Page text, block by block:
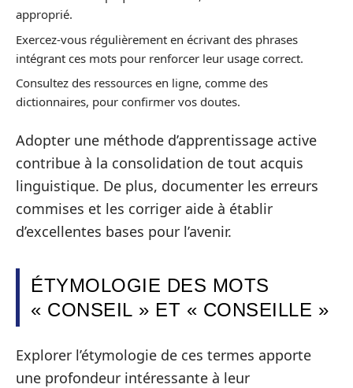
approprié.
Exercez-vous régulièrement en écrivant des phrases
intégrant ces mots pour renforcer leur usage correct.
Consultez des ressources en ligne, comme des
dictionnaires, pour confirmer vos doutes.
Adopter une méthode d’apprentissage active
contribue à la consolidation de tout acquis
linguistique. De plus, documenter les erreurs
commises et les corriger aide à établir
d’excellentes bases pour l’avenir.
ÉTYMOLOGIE DES MOTS
« CONSEIL » ET « CONSEILLE »
Explorer l’étymologie de ces termes apporte
une profondeur intéressante à leur